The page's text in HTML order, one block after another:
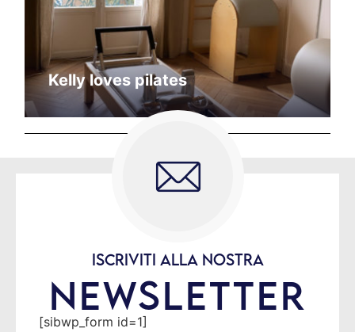
Kelly loves pilates
ISCRIVITI ALLA NOSTRA
NEWSLETTER
[sibwp_form id=1]